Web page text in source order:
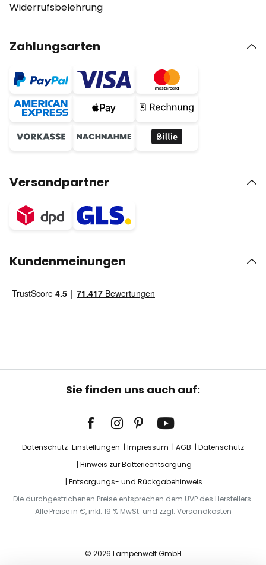
Widerrufsbelehrung
Zahlungsarten
Versandpartner
Kundenmeinungen
Sie finden uns auch auf:
Datenschutz-Einstellungen Impressum AGB
Datenschutz
Hinweis zur Batterieentsorgung
Entsorgungs- und Rückgabehinweis
Die durchgestrichenen Preise entsprechen dem UVP des Herstellers.
Alle Preise in €, inkl. 19 % MwSt. und zzgl. Versandkosten
© 2026 Lampenwelt GmbH